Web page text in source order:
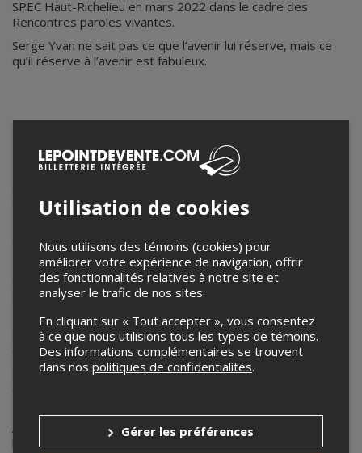
SPEC Haut-Richelieu en mars 2022 dans le cadre des
Rencontres paroles vivantes.
Serge Yvan ne sait pas ce que l’avenir lui réserve, mais ce
qu’il réserve à l’avenir est fabuleux.
Céline Jantet
CÉLINE JANTET
Revendiquant le conte comme un art actuel, Céline conte
demain.
contre-courant face à une société hypra- visuelle.
Depuis 2013, elle œuvre en solo ou en collectif avec La
Quadrature, qui s’interroge sur la place du récit dans la
société de demain.
En février 2020, Filles de Cassandre, sa première recherche
sonore, est invitée internationale au Festival Sonohr de Bern
en Suisse. Disponible en baladodiffusion.
Son spectacle Maman est un mythe, 2ème opus de son
Août 2022, Céline signe sa première réalisation pour Ce qui
brûle bien d’après le livre-balado, édité par Planète Rebelle.
Utilisation de cookies
Nous utilisons des témoins (cookies) pour
améliorer votre expérience de navigation, offrir
des fonctionnalités relatives à notre site et
analyser le trafic de nos sites.
En cliquant sur « Tout accepter », vous consentez
à ce que nous utilisions tous les types de témoins.
Des informations complémentaires se trouvent
dans nos politiques de confidentialités.
Gérer les préférences